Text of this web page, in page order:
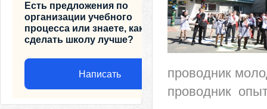
проводник
проводник
Есть предложения по
организации учебного
процесса или знаете, как
сделать школу лучше?
Написать